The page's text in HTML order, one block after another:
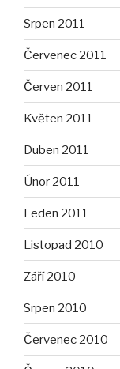
Srpen 2011
Červenec 2011
Červen 2011
Květen 2011
Duben 2011
Únor 2011
Leden 2011
Listopad 2010
Září 2010
Srpen 2010
Červenec 2010